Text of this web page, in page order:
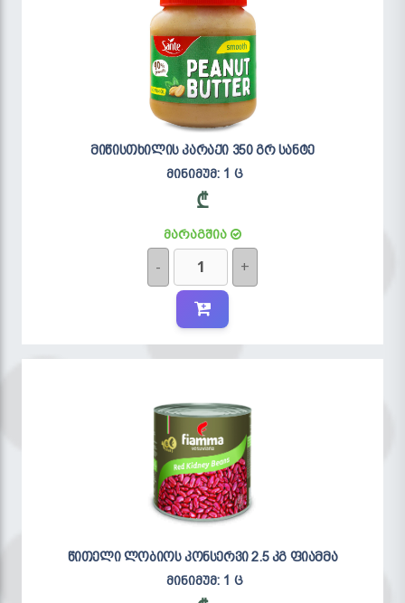
მიწისთხილის კარაქი 350 გრ სანტე
მინიმუმ: 1 ც
₾
მარაგშია
- +
წითელი ლობიოს კონსერვი 2.5 კგ ფიამმა
მინიმუმ: 1 ც